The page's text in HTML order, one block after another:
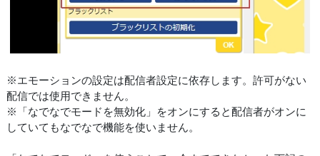
※エモーションの設定は配信者設定に依存します。許可がない
配信では使用できません。
※「なでなでモードを無効化」をオンにすると配信者がオンに
していてもなでなで機能を使いません。